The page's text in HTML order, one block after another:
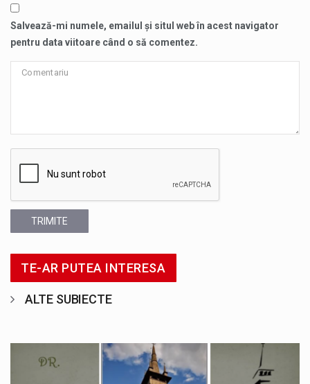
Salvează-mi numele, emailul și situl web în acest navigator
pentru data viitoare când o să comentez.
TRIMITE
TE-AR PUTEA INTERESA
ALTE SUBIECTE